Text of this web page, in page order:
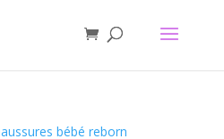
bébé reborn